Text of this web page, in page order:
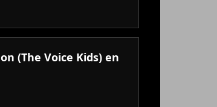
(The Voice Kids) en